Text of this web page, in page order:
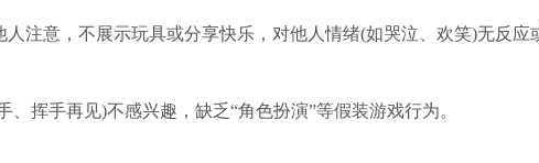
注意，不展示玩具或分享快乐，对他人情绪(如哭泣、欢笑)无反应
挥手再见)不感兴趣，缺乏“角色扮演”等假装游戏行为。